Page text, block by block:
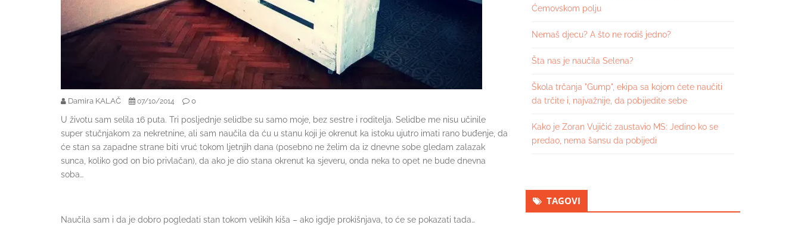
Damira KALAČ 07/10/2014 0
U životu sam selila 16 puta. Tri posljednje selidbe su samo moje, bez sestre i roditelja. Selidbe me nisu učinile
super stučnjakom za nekretnine, ali sam naučila da ću u stanu koji je okrenut ka istoku ujutro imati rano buđenje, da
će stan sa zapadne strane biti vruć tokom ljetnjih dana (posebno ne želim da iz dnevne sobe gledam zalazak
sunca, koliko god on bio privlačan), da ako je dio stana okrenut ka sjeveru, onda neka to opet ne bude dnevna
soba…
Naučila sam i da je dobro pogledati stan tokom velikih kiša – ako igdje prokišnjava, to će se pokazati tada…
Ćemovskom polju
Nemaš djecu? A što ne rodiš jedno?
Šta nas je naučila Selena?
Škola trčanja "Gump", ekipa sa kojom ćete naučiti
da trčite i, najvažnije, da pobijedite sebe
Kako je Zoran Vujičić zaustavio MS: Jedino ko se
predao, nema šansu da pobijedi
TAGOVI